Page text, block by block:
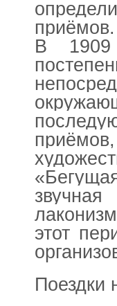
приёмов.
В 1909
этот
Поездки